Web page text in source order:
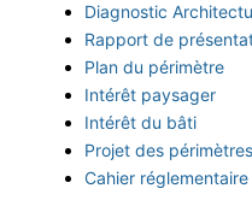
Diagnostic
Rapport de
Plan du périmètre
Intérêt paysager
Intérêt du bâti
Projet des
Cahier réglementaire